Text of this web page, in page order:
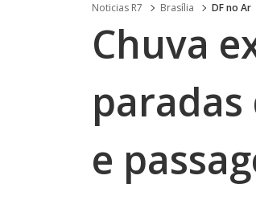
Noticias R7 Brasília DF no Ar
Chuva
e